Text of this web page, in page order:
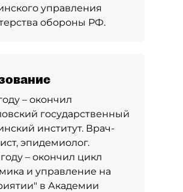
управления
обороны РФ.
– окончил
государственный
институт. Врач-
эпидемиолог.
– окончил цикл
и управление на
в Академии